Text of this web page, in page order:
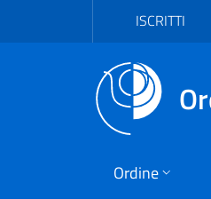
Vai al contenuto principale
ISCRITTI
Ordine